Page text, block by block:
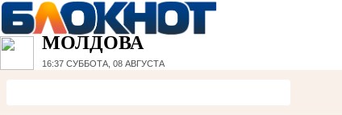
МОЛДОВА
16:37 СУББОТА, 08 АВГУСТА